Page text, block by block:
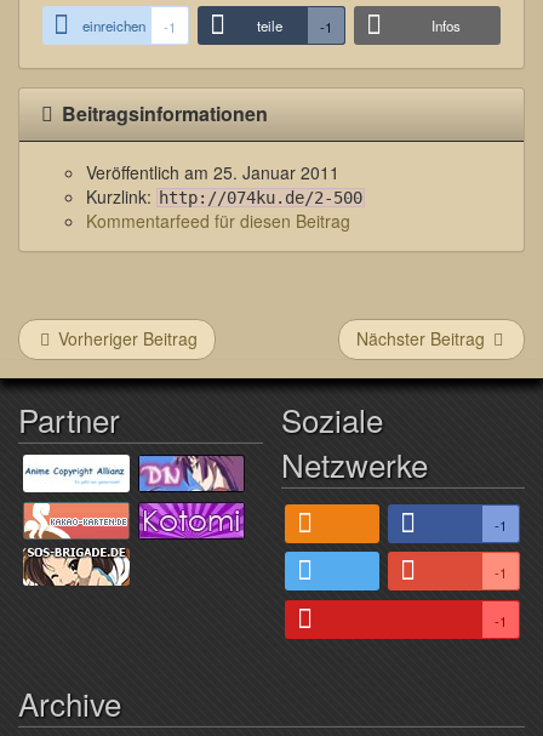
einreichen -1 teile -1 Infos
Beitragsinformationen
Veröffentlich am 25. Januar 2011
Kurzlink: http://074ku.de/2-500
Kommentarfeed für diesen Beitrag
Vorheriger Beitrag Nächster Beitrag
Partner
Soziale
Netzwerke
-1
-1
-1
Archive